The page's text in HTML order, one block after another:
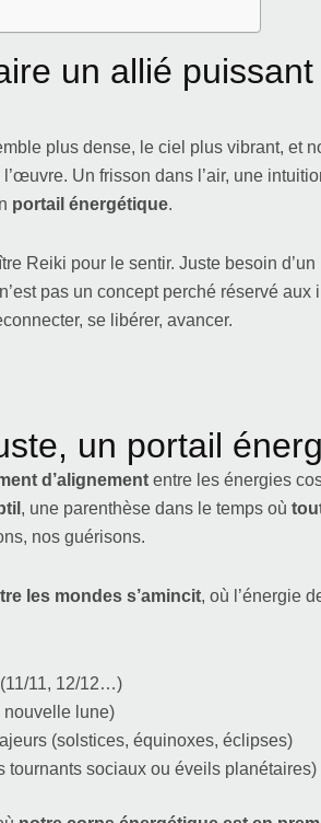
un allié
plus dense, le ciel plus vibrant,
Un frisson dans l’air, une
portail énergétique.
Reiki pour le sentir. Juste besoin d’un
pas un concept perché réservé aux
se libérer, avancer.
un portail
d’alignement entre les énergies
, une parenthèse dans le temps où
nos guérisons.
les mondes s’amincit, où l’énergie
11, 12/12…)
nouvelle lune)
(solstices, équinoxes, éclipses)
tournants sociaux ou éveils planétaires)